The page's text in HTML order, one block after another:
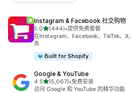
Instagram & Facebook 社交购物
5.0星（满分 5 星）
(444)
总共 444 条评论
•提供免费套餐
在Instagram、Facebook、TikTok、
务
Built for Shopify
Google & YouTube
4.5星（满分 5 星）
(5,067)
总共 5067 条评论
•免费安装
访问 Google 和 YouTube 的精华功能